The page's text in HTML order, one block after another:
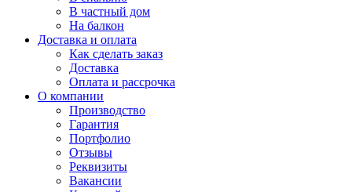
В частный дом
На балкон
Доставка и оплата
Как сделать заказ
Доставка
Оплата и рассрочка
О компании
Производство
Гарантия
Портфолио
Отзывы
Реквизиты
Вакансии